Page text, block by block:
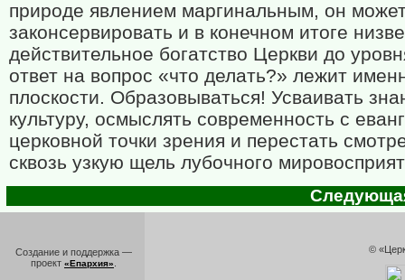
природе явлением маргинальным, он
законсервировать и в конечном итоге
действительное богатство Церкви до
ответ на вопрос «что делать?» лежит
плоскости. Образовываться! Усваивать
культуру, осмыслять современность с
церковной точки зрения и перестать
сквозь узкую щель лубочного
Создание и поддержка —
проект «Епархия»
©